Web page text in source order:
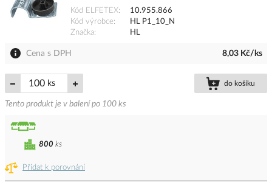
Kód ELFETEX
10.955.866
Kód výrobce
HL P1_10_N
Značka
HL
Cena s DPH 8,03 Kč/ks
ks do košíku
Tento produkt je v balení po 100 ks
Přidat k porovnání
800 ks